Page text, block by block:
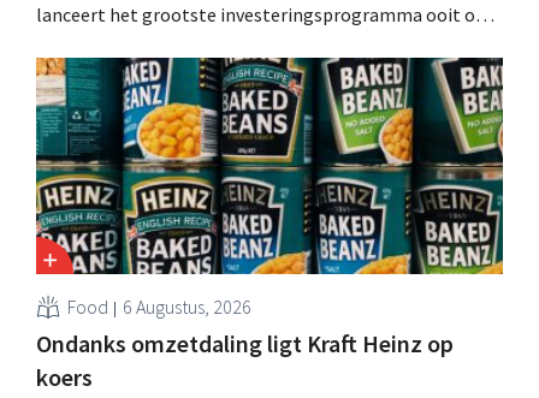
lanceert het grootste investeringsprogramma ooit om
moeten dit momentum grijpen”.
Food 6 Augustus, 2026
Ondanks omzetdaling ligt Kraft Heinz op
koers